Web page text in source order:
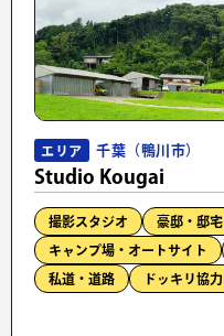
エリア 千葉（鴨川市）
Studio Kougai
撮影スタジオ 豪邸・邸宅
キャンプ場・オートサイト
私道・道路 ドッキリ協力